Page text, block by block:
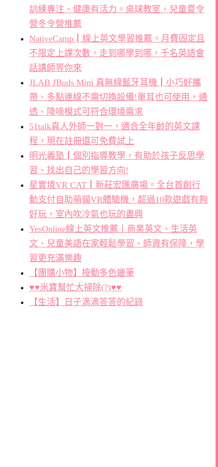
訓練專注、健康有活力。桌球教室，兒童夏令
營冬令營推薦
NativeCamp┃線上英文學習推薦。月費固定且
不限定上課次數，走到哪學到哪，千名英語會
話講師等你來
JLAB JBuds Mini 真無線藍牙耳機┃小巧好攜
帶、多點連線不需切換設備!單耳也可使用，通
透、降噪模式可符合環境需求
51talk真人外師一對一，適合全年齡的英文課
程，現在註冊還可免費試上
明光義塾┃個別指導教學，有助於孩子反思學
習、找出自己的學習方向!
星實境VR CAT┃新莊宏匯廣場。全台首創行
動支付自助萌貓VR體驗機，超過10款遊戲有夠
好玩，室內吹冷氣也玩的盡興
YesOnline線上英文推薦丨商業英文、生活英
文、兒童美語在家輕鬆學習、師資有保障，學
習更充滿樂趣
【團購小物】按動多色蠟筆
♥♥米寶幫忙大掃除(?)♥♥
【生活】日子滴滴答答的紀錄